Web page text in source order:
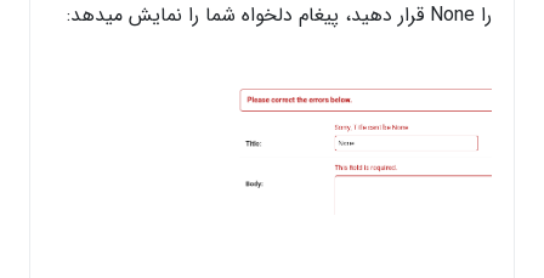
را None قرار دهید، پیغام دلخواه شما را نمایش میدهد: